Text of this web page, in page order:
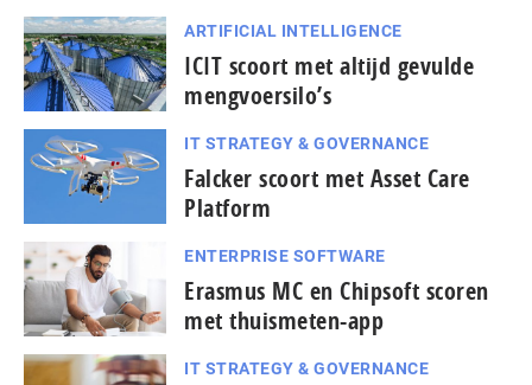
ARTIFICIAL INTELLIGENCE
ICIT scoort met altijd gevulde
mengvoersilo’s
IT STRATEGY & GOVERNANCE
Falcker scoort met Asset Care
Platform
ENTERPRISE SOFTWARE
Erasmus MC en Chipsoft scoren
met thuismeten-app
IT STRATEGY & GOVERNANCE